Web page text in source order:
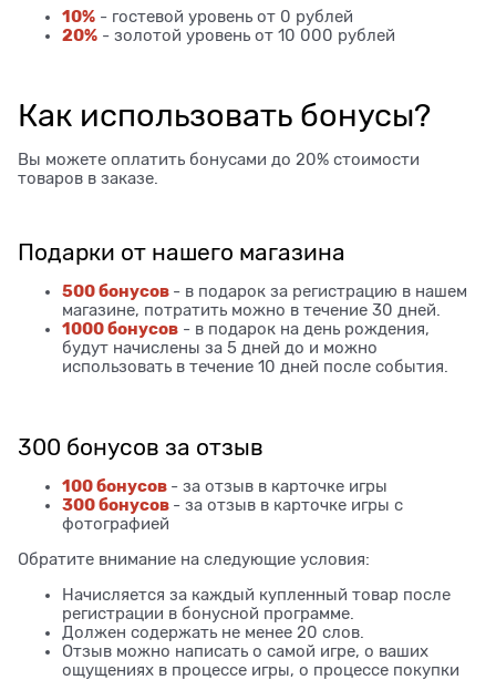
10% - гостевой уровень от 0 рублей
20% - золотой уровень от 10 000 рублей
Как использовать бонусы?
Вы можете оплатить бонусами до 20% стоимости
товаров в заказе.
Подарки от нашего магазина
500 бонусов - в подарок за регистрацию в нашем
магазине, потратить можно в течение 30 дней.
1000 бонусов - в подарок на день рождения,
будут начислены за 5 дней до и можно
использовать в течение 10 дней после события.
300 бонусов за отзыв
100 бонусов - за отзыв в карточке игры
300 бонусов - за отзыв в карточке игры с
фотографией
Обратите внимание на следующие условия:
Начисляется за каждый купленный товар после
регистрации в бонусной программе.
Должен содержать не менее 20 слов.
Отзыв можно написать о самой игре, о ваших
ощущениях в процессе игры, о процессе покупки